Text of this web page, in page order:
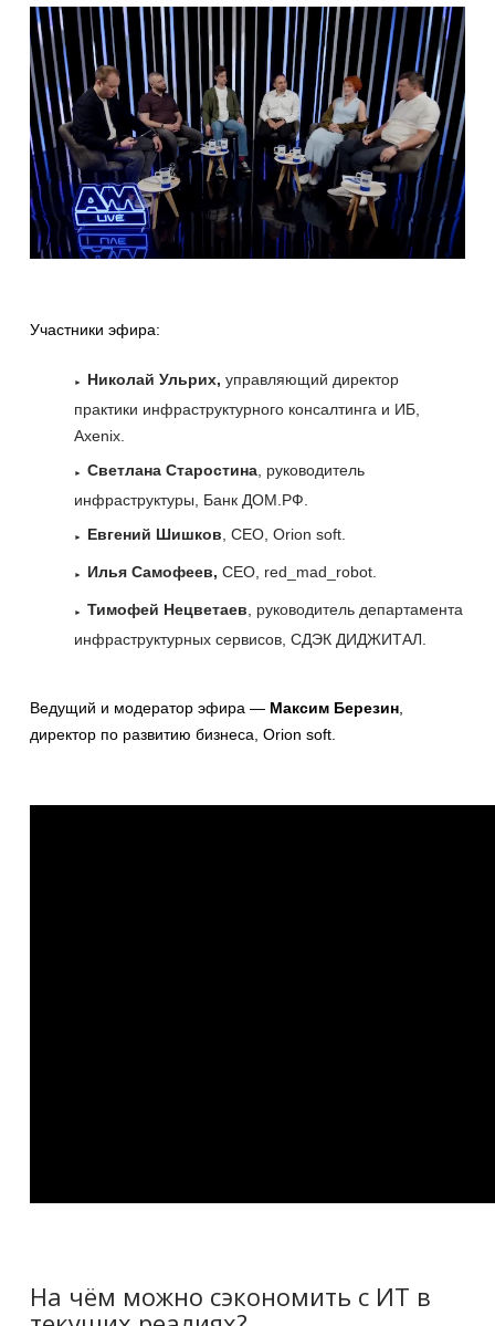
Участники эфира:
Николай Ульрих, управляющий директор
практики инфраструктурного консалтинга и ИБ,
Axenix.
Светлана Старостина , руководитель
инфраструктуры, Банк ДОМ.РФ.
Евгений Шишков , CEO, Orion soft.
Илья Самофеев, CEO, red_mad_robot.
Тимофей Нецветаев , руководитель департамента
инфраструктурных сервисов, СДЭК ДИДЖИТАЛ.
Ведущий и модератор эфира — Максим Березин
директор по развитию бизнеса, Orion soft.
На чём можно сэкономить с ИТ в